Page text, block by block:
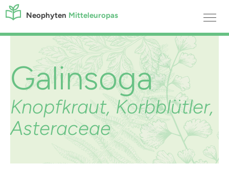
Neophyten Mitteleuropas
Galinsoga
Knopfkraut, Korbblütler,
Asteraceae